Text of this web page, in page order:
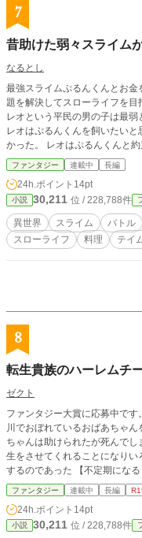
7
昔助けた弱々スライム
なるとし
最強スライムぷるんくんとお
題を解決してスローライフを目指せ！ 最強種が集うSSランクのダ
レオという平民の男の子は最弱
レオはぷるんくんを飼いたい
かった。 レオはぷるんくんと約束を交わし、別れる。 数年が過ぎた。 レオは
両親を失い、魔法の才能もない
ハメになる。 身も心もボロボロになった彼はクラスのいじめっ子に煽られ再びS
Sランクのダンジョンへ向かう。 ぷるんくんに会えるという色褪せた夢を抱い
て。 だが、レオを迎えたのは自分を倒そうとするSSランクの強力なモンスター
だった。 もう死を受け入れようとしたが、 レオの前にちっこい何かが現れた。
それは自分が幼い頃救ったぷる
ファンタジー 連載中 長編
24h.ポイント 14pt
小説 30,211 位 / 228,788件
異世界 スライム バトル
スローライフ
料理 テイ
8
転生貴族のハーレムチ
ゼクト
ファンタジー大賞に応募中です。 ぜひ投
川でおぼれているおばあちゃ
ちゃんは助けられたが死んで
生をさせてくれることになり
するのであった 【不定期になると思います まだはじめたばかりなのでアドバ
イスなどどんどんコメントして
にも同じ作品を投稿しているの
計４００万ポイント突破しました。
始めました→ゼクト
ファンタジー 連載中 長編
24h.ポイント 14pt
小説 30,211 位 / 228,788件